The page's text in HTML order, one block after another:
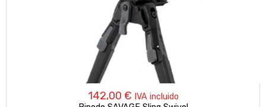
142,00 € IVA incluido